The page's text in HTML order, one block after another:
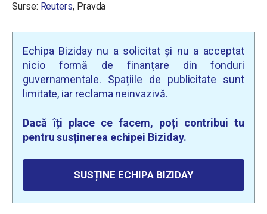
Surse: Reuters, Pravda
Echipa Biziday nu a solicitat și nu a acceptat
nicio formă de finanțare din fonduri
guvernamentale. Spațiile de publicitate sunt
limitate, iar reclama neinvazivă.
Dacă îți place ce facem, poți contribui tu
pentru susținerea echipei Biziday.
SUSȚINE ECHIPA BIZIDAY